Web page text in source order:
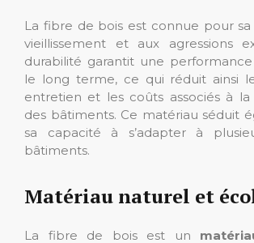
La fibre de bois est connue pour sa
vieillissement et aux agressions
durabilité garantit une
le long terme, ce qui réduit ainsi
entretien et les coûts associés à la
des bâtiments. Ce matériau séduit
sa capacité à s’adapter à
bâtiments.
Matériau naturel et
La fibre de bois est un